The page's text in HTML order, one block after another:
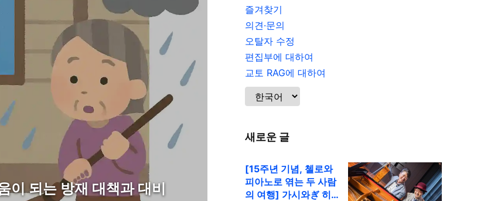
이 되는 방재 대책과 대비
즐겨찾기
의견·문의
오탈자 수정
편집부에 대하여
교토 RAG에 대하여
새로운 글
[15주년 기념, 첼로와
피아노로 엮는 두 사람
의 여행] 가시와ぎ 히